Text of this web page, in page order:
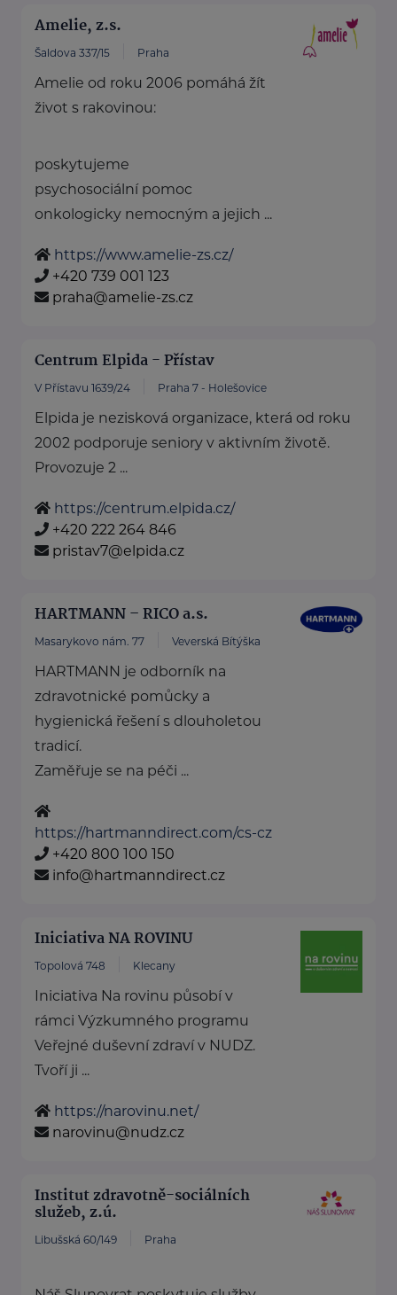
Amelie, z.s.
Šaldova 337/15 Praha
Amelie od roku 2006 pomáhá žít
život s rakovinou:
poskytujeme
psychosociální pomoc
onkologicky nemocným a jejich ...
https://www.amelie-zs.cz/
+420 739 001 123
praha@amelie-zs.cz
Centrum Elpida - Přístav
V Přístavu 1639/24 Praha 7 - Holešovice
Elpida je nezisková organizace, která od roku
2002 podporuje seniory v aktivním životě.
Provozuje 2 ...
https://centrum.elpida.cz/
+420 222 264 846
pristav7@elpida.cz
HARTMANN – RICO a.s.
Masarykovo nám. 77 Veverská Bítýška
HARTMANN je odborník na
zdravotnické pomůcky a
hygienická řešení s dlouholetou
tradicí.
Zaměřuje se na péči ...
https://hartmanndirect.com/cs-cz
+420 800 100 150
info@hartmanndirect.cz
Iniciativa NA ROVINU
Topolová 748 Klecany
Iniciativa Na rovinu působí v
rámci Výzkumného programu
Veřejné duševní zdraví v NUDZ.
Tvoří ji ...
https://narovinu.net/
narovinu@nudz.cz
Institut zdravotně-sociálních
služeb, z.ú.
Libušská 60/149 Praha